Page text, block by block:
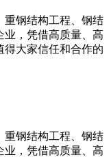
重钢结构工程、钢结
业，凭借高质量、高
得大家信任和合作的
重钢结构工程、钢结
业，凭借高质量、高